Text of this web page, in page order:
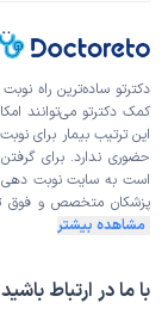
این پزشک را
انشالله که
که میگیرن،
علت مراجعه: درمان
دکترتو ساده‌ترین راه
کمک دکترتو می‌توانند
این ترتیب بیمار برای
حضوری ندارد. برای
است به سایت نوبت دهی
پزشکان متخصص و
مشاهده بیشتر
با ما در ارتباط باشید